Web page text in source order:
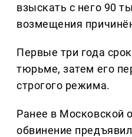
взыскать с него 90
возмещения
Первые три года
тюрьме, затем его
строгого режима.
Ранее в Московской
обвинение